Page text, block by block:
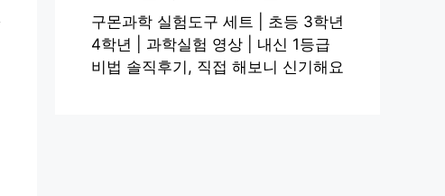
구몬과학 실험도구 세트 | 초등 3학년
4학년 | 과학실험 영상 | 내신 1등급
비법 솔직후기, 직접 해보니 신기해요